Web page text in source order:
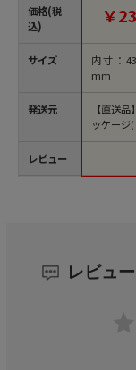
価格(税
込)
サイズ
発送元
レビュー
￥
内寸：
mm
【直送
ッケージ
レビュー